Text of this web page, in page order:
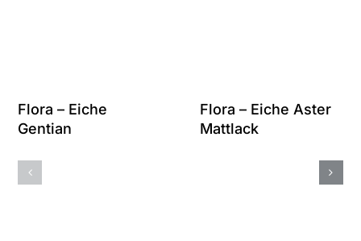
Flora – Eiche
Gentian
Flora – Eiche Aster
Mattlack